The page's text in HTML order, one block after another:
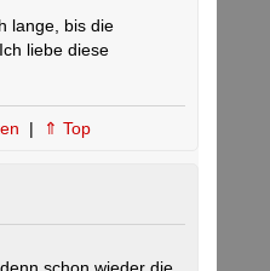
lange, bis die
liebe diese
| ⇑ Top